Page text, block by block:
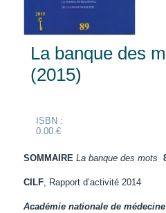
La banque des
(2015)
ISBN :
0.00 €
SOMMAIRELa banque des mots
CILF, Rapport d’activité 2014
Académie nationale de médecine